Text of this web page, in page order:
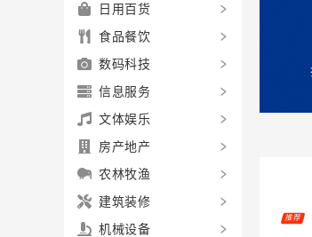
推荐
日用百货
食品餐饮
数码科技
信息服务
文体娱乐
房产地产
农林牧渔
建筑装修
机械设备